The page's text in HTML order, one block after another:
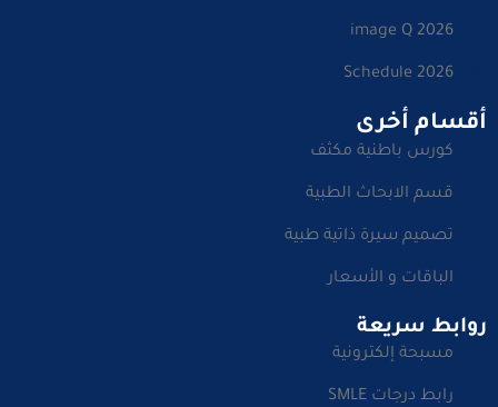
image Q 2026
Schedule 2026
أقسام أخرى
كورس باطنية مكثف
قسم الابحاث الطبية
تصميم سيرة ذاتية طبية
الباقات و الأسعار
روابط سريعة
مسبحة إلكترونية
رابط درجات SMLE